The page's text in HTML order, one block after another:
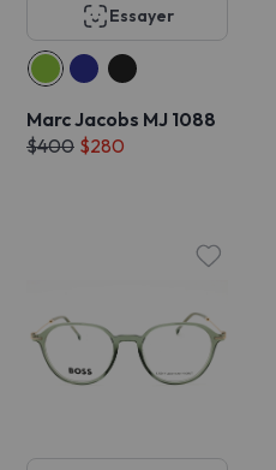
Essayer
Marc Jacobs MJ 1088
$400 $280